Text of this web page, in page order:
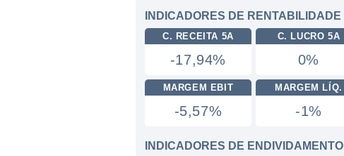
INDICADORES DE RENTABILIDADE
C. RECEITA 5A
-17,94%
C. LUCRO 5A
0%
MARGEM EBIT
-5,57%
MARGEM LÍQ.
-1%
INDICADORES DE ENDIVIDAMENTO